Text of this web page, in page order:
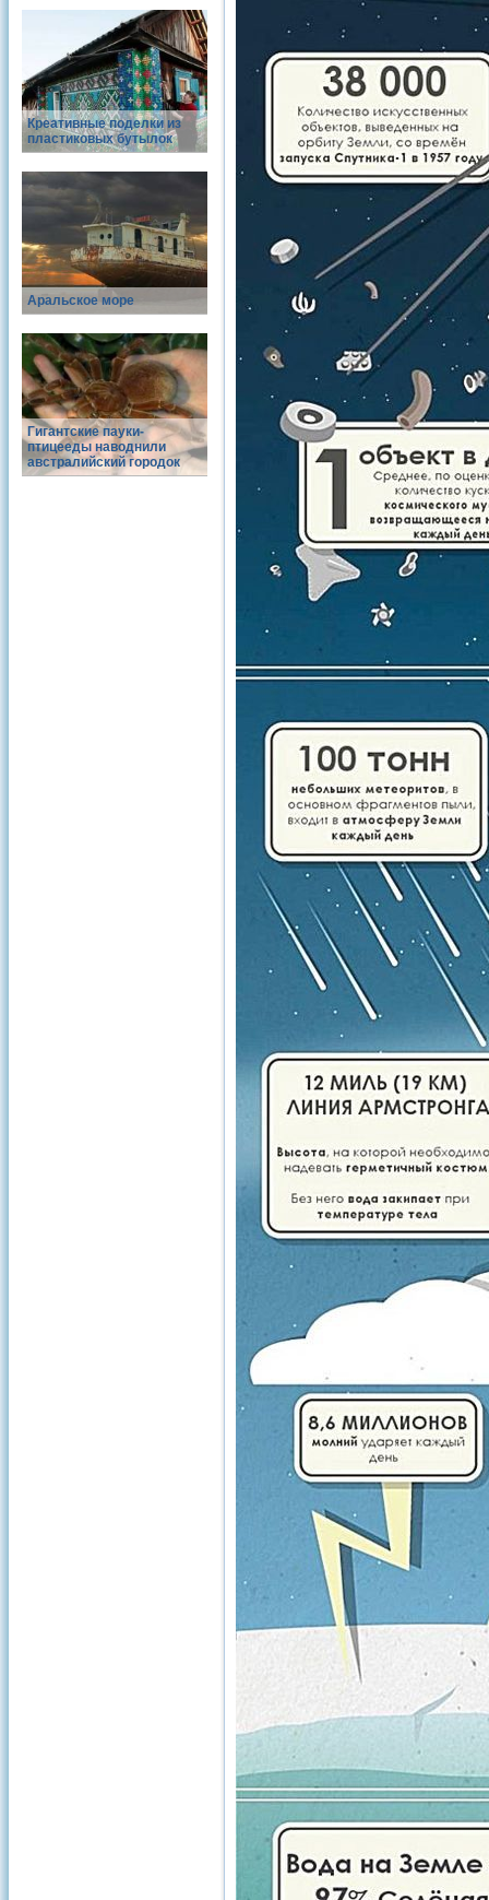
Креативные поделки из
пластиковых бутылок
Аральское море
Гигантские пауки-
птицееды наводнили
австралийский городок